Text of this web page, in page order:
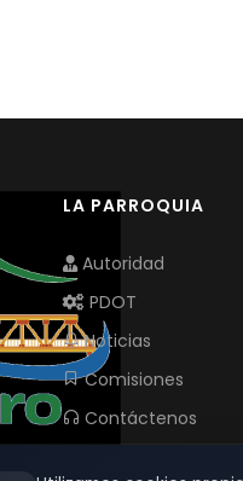
LA PARROQUIA
Autoridad
PDOT
Noticias
Comisiones
Contáctenos